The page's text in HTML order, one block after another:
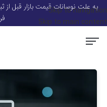
Skip to navigation
Skip to main content
به علت نوسانات قیمت بازار